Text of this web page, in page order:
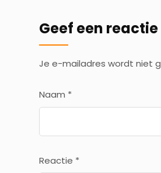
Geef een reactie
Je e-mailadres wordt niet
Naam *
Reactie *